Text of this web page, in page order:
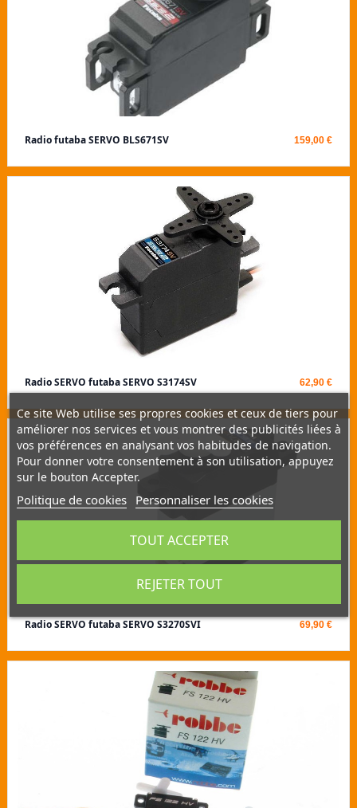
Radio futaba SERVO BLS671SV 159,00 €
Radio SERVO futaba SERVO S3174SV 62,90 €
Radio SERVO futaba SERVO S3270SVI 69,90 €
Ce site Web utilise ses propres cookies et ceux de tiers pour
améliorer nos services et vous montrer des publicités liées à
vos préférences en analysant vos habitudes de navigation.
Pour donner votre consentement à son utilisation, appuyez
sur le bouton Accepter.
Politique de cookies Personnaliser les cookies
REJETER TOUT
TOUT ACCEPTER